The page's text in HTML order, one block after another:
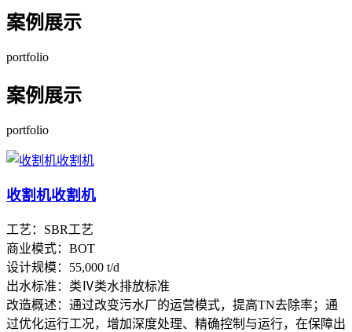
案例展示
portfolio
案例展示
portfolio
收割机收割机
工艺：SBR工艺
商业模式：BOT
设计规模：55,000 t/d
出水标准：类Ⅳ类水排放标准
改造概述：通过改变污水厂的运营模式，提高TN去除率；通
过优化运行工况，增加深度处理、精确控制与运行，在保障出